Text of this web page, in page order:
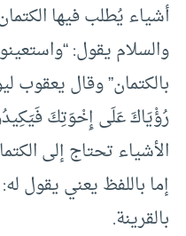
أشياء يُطلب فيها
والسلام يقول:
بالكتمان” وقال
رُؤْيَاكَ عَلَى إِخْوَتِكَ
الأشياء تحتاج إلى
إما باللفظ يعني يقول
بالقرينة.